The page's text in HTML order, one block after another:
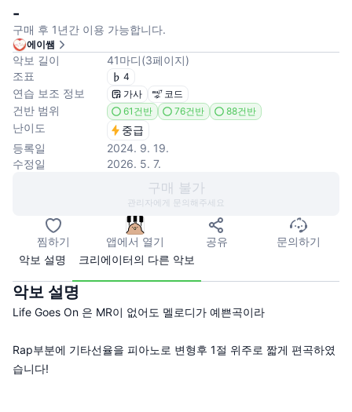
-
구매 후 1년간 이용 가능합니다.
에이쌤
악보 길이 41마디(3페이지)
조표
4
연습 보조 정보 가사 코드
건반 범위 61건반 76건반 88건반
난이도
중급
등록일
2024. 9. 19.
수정일
2026. 5. 7.
구매 불가
관리자에게 문의해주세요
찜하기 앱에서 열기 공유
문의하기
악보 설명
크리에이터의 다른 악보
악보 설명
Life Goes On 은 MR이 없어도 멜로디가 예쁜곡이라
Rap부분에 기타선율을 피아노로 변형후 1절 위주로 짧게 편곡하였
습니다!